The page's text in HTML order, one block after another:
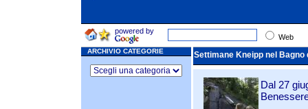
powered by
Web
ARCHIVIO CATEGORIE Settimane Kneipp nel Bagno
Dal 27